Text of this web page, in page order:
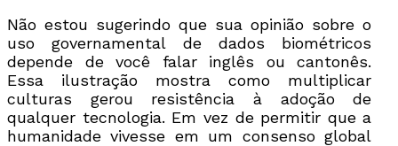
Não estou sugerindo que sua opinião sobre o
uso governamental de dados biométricos
depende de você falar inglês ou cantonês.
Essa ilustração mostra como multiplicar
culturas gerou resistência à adoção de
qualquer tecnologia. Em vez de permitir que a
humanidade vivesse em um consenso global